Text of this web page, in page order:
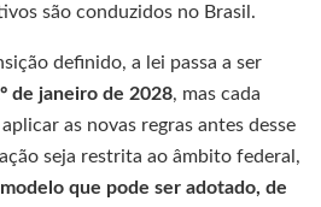
são conduzidos no Brasil.
definido, a lei passa a ser
de janeiro de 2028, mas cada
as novas regras antes desse
seja restrita ao âmbito federal,
modelo que pode ser adotado, de